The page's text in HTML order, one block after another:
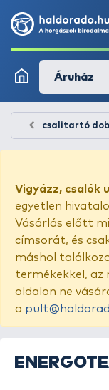
Áruház
csalitartó
Vigyázz, csalók
egyetlen
Vásárlás előtt
címsorát, és
máshol
termékekkel, az
oldalon ne
a